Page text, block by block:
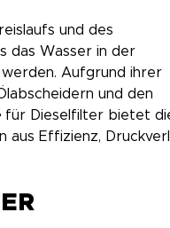
und des
das Wasser in der
Aufgrund ihrer
und den
für Dieselfilter bietet
aus Effizienz,